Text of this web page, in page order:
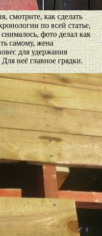
смотрите, как сделать
по всей статье,
фото делал как
самому, жена
для удержания
неё главное грядки.